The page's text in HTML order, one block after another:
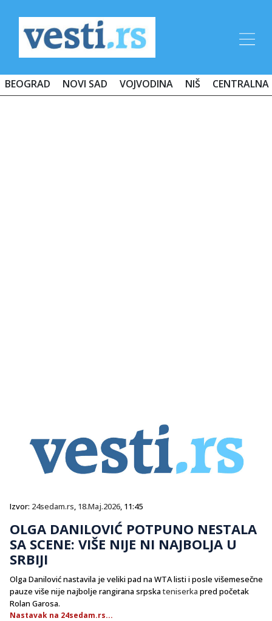
BEOGRAD NOVI SAD VOJVODINA NIŠ CENTRALNA
Izvor: 24sedam.rs, 18.Maj.2026, 11:45
OLGA DANILOVIĆ POTPUNO NESTALA
SA SCENE: VIŠE NIJE NI NAJBOLJA U
SRBIJI
Olga Danilović nastavila je veliki pad na WTA listi i posle višemesečne
pauze više nije najbolje rangirana srpskateniserka pred početak
Rolan Garosa.
Nastavak na 24sedam.rs...